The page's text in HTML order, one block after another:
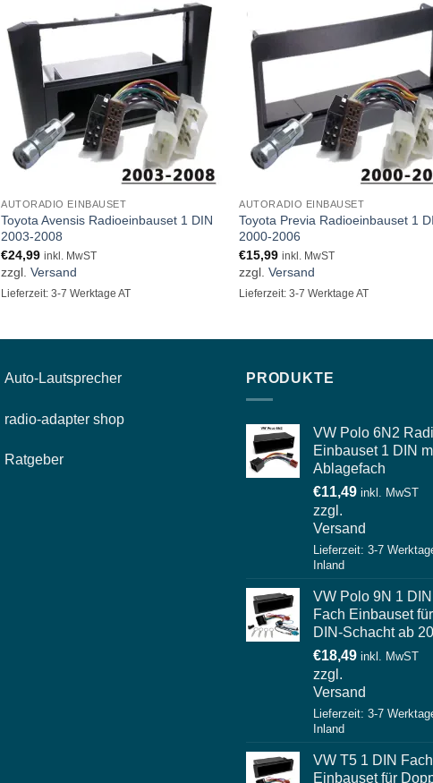
AUTORADIO EINBAUSET
Toyota Avensis Radioeinbauset 1 DIN
2003-2008
€24,99 inkl. MwST
zzgl.Versand
Lieferzeit: 3-7 Werktage AT
AUTORADIO EINBAUSET
Toyota Previa Radioeinbauset 1
2000-2006
€15,99 inkl. MwST
zzgl.Versand
Lieferzeit: 3-7 Werktage AT
Auto-Lautsprecher
radio-adapter shop
Ratgeber
PRODUKTE
VW Polo 6N2
Einbauset 1 DIN
Ablagefach
€11,49 inkl. MwST
zzgl.
Versand
Lieferzeit: 3-7
Inland
VW Polo 9N 1 DIN
Fach Einbauset
DIN-Schacht ab
€18,49 inkl. MwST
zzgl.
Versand
Lieferzeit: 3-7
Inland
VW T5 1 DIN Fach
Einbauset für